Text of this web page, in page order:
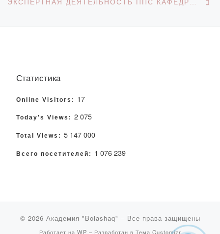
Статистика
Online Visitors: 17
Today's Views: 2 075
Total Views: 5 147 000
Всего посетителей: 1 076 239
© 2026 Академия "Bolashaq" – Все права защищены
Работает на WP – Разработан в Тема Customizr